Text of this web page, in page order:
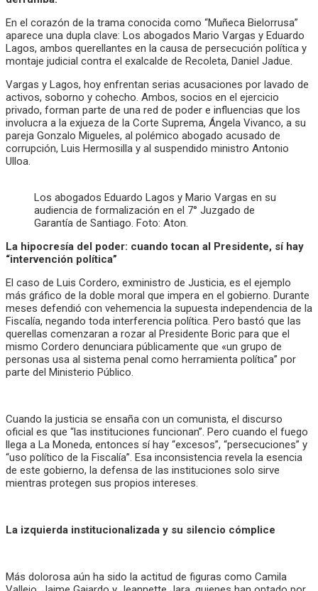
En el corazón de la trama conocida como “Muñeca Bielorrusa”
aparece una dupla clave: Los abogados Mario Vargas y Eduardo
Lagos, ambos querellantes en la causa de persecución política y
montaje judicial contra el exalcalde de Recoleta, Daniel Jadue.
Vargas y Lagos, hoy enfrentan serias acusaciones por lavado de
activos, soborno y cohecho. Ambos, socios en el ejercicio
privado, forman parte de una red de poder e influencias que los
involucra a la exjueza de la Corte Suprema, Ángela Vivanco, a su
pareja Gonzalo Migueles, al polémico abogado acusado de
corrupción, Luis Hermosilla y al suspendido ministro Antonio
Ulloa.
Los abogados Eduardo Lagos y Mario Vargas en su
audiencia de formalización en el 7° Juzgado de
Garantía de Santiago. Foto: Aton.
La hipocresía del poder: cuando tocan al Presidente, sí hay
“intervención política”
El caso de Luis Cordero, exministro de Justicia, es el ejemplo
más gráfico de la doble moral que impera en el gobierno. Durante
meses defendió con vehemencia la supuesta independencia de la
Fiscalía, negando toda interferencia política. Pero bastó que las
querellas comenzaran a rozar al Presidente Boric para que el
mismo Cordero denunciara públicamente que «un grupo de
personas usa al sistema penal como herramienta política” por
parte del Ministerio Público.
Cuando la justicia se ensaña con un comunista, el discurso
oficial es que “las instituciones funcionan”. Pero cuando el fuego
llega a La Moneda, entonces sí hay “excesos”, “persecuciones” y
“uso político de la Fiscalía”. Esa inconsistencia revela la esencia
de este gobierno, la defensa de las instituciones solo sirve
mientras protegen sus propios intereses.
La izquierda institucionalizada y su silencio cómplice
Más dolorosa aún ha sido la actitud de figuras como Camila